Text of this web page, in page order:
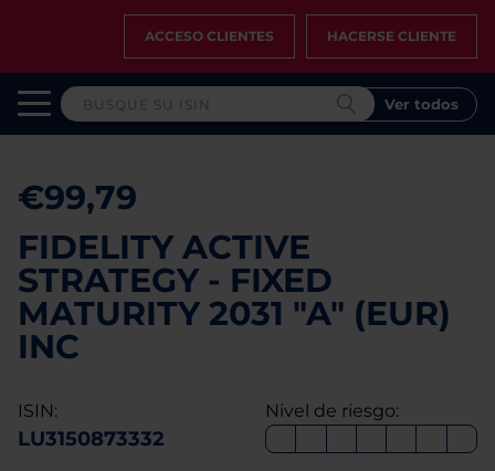
ACCESO CLIENTES HACERSE CLIENTE
Ver todos
€99,79
FIDELITY ACTIVE
STRATEGY - FIXED
MATURITY 2031 "A" (EUR)
INC
ISIN:
LU3150873332
Nivel de riesgo: